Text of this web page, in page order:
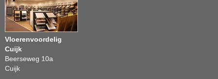
Vloerenvoordelig
Cuijk
Beerseweg 10a
Cuijk